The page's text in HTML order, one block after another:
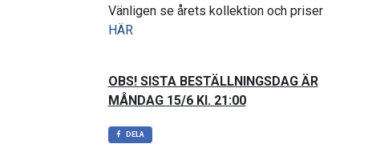
Vänligen se årets kollektion och priser
HÄR
OBS! SISTA BESTÄLLNINGSDAG ÄR
MÅNDAG 15/6 Kl. 21:00
DELA